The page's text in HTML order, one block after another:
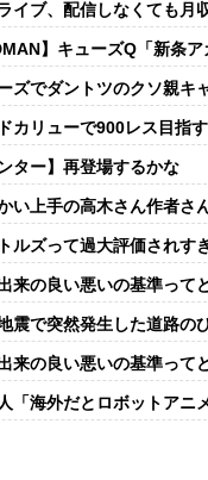
イブ、配信しなくても
】キューズQ「新条アカネ 制
ズでダントツのクソ親キ
カリューで900レス目指
ター】再登場するかな
上手の高木さん作者さん、ひ
ルズって過大評価されす
来の良い悪いの基準って
震で突然発生した道路
来の良い悪いの基準って
「海外だとロボットア